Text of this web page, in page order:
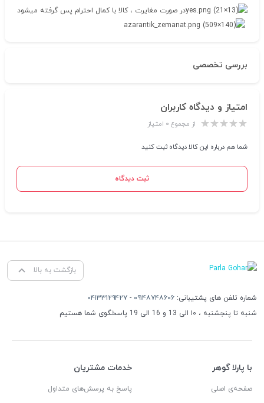
در صورت مغایرت ، کالا با کمال احترام پس گرفته میشود
بررسی تخصصی
امتیاز و دیدگاه کاربران
از مجموع ۰ امتیاز
شما هم درباره این کالا دیدگاه ثبت کنید
ثبت دیدگاه
بازگشت به بالا
شماره تلفن های پشتیبانی: ۰۹۱۴۸۷۴۸۶۰۶ - ۰۴۱۳۳۱۲۹۴۲۷
شنبه تا پنجشنبه ، ۱۰ الی 13 و 16 الی 19 پاسخگوی شما هستیم
با پارلا گوهر
صفحه‌ی اصلی
خدمات مشتریان
پاسخ به پرسش‌های متداول